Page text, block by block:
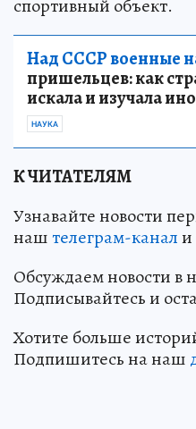
спортивный объект.
Над СССР военные
пришельцев: как
искала и изучала
НАУКА
К ЧИТАТЕЛЯМ
Узнавайте новости
наштелеграм-канали
Обсуждаем новости в
Подписывайтесь и
Хотите больше
Подпишитесь на наш